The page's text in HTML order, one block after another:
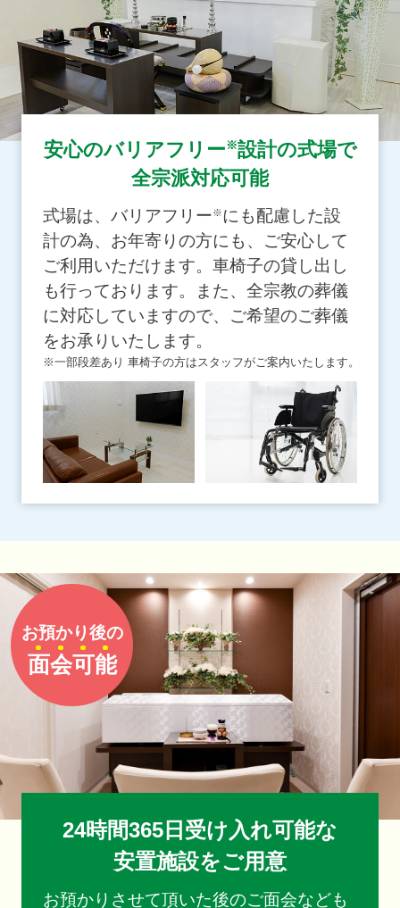
安心のバリアフリー ※設計の式場で
全宗派対応可能
式場は、バリアフリー※にも配慮した設
計の為、お年寄りの方にも、ご安心して
ご利用いただけます。車椅子の貸し出し
も行っております。また、全宗教の葬儀
に対応していますので、ご希望のご葬儀
をお承りいたします。
※一部段差あり 車椅子の方はスタッフがご案内いたします。
お預かり後の
面会可能
24時間365日受け入れ可能な
安置施設をご用意
お預かりさせて頂いた後のご面会なども